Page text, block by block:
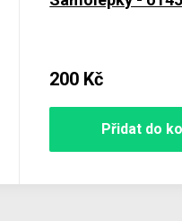
200 Kč
Přidat do